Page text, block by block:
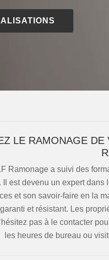
LE RAMONAGE
Ramonage a suivi des
Il est devenu un expert dans
et son savoir-faire en la
et résistant. Les
pas à le contacter
les heures de bureau ou